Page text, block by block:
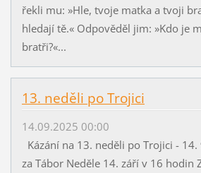
řekli mu: »Hle, tvoje matka a tvoji
hledají tě.« Odpověděl jim: »Kdo je
bratři?«...
13. neděli po Trojici
14.09.2025 00:00
Kázání na 13. neděli po Trojici -
za Tábor Neděle 14. září v 16 hodin